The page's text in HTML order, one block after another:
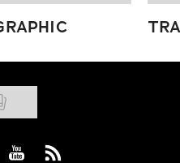
on Instagram
Visit us on Youtube
Visit us on Rss